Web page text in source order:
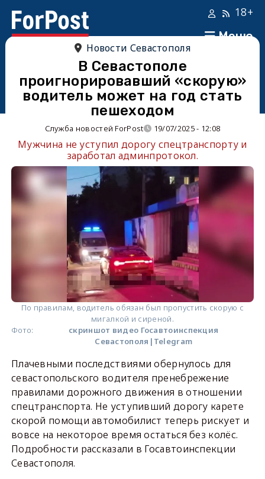
Меню
18+
Новости Севастополя
В Севастополе
проигнорировавший «скорую»
водитель может на год стать
пешеходом
Служба новостей ForPost 19/07/2025 - 12:08
Мужчина не уступил дорогу спецтранспорту и
заработал админпротокол.
По правилам, водитель обязан был пропустить скорую с
мигалкой и сиреной.
Фото:
скриншот видео Госавтоинспекция
Севастополя|Telegram
Плачевными последствиями обернулось для
севастопольского водителя пренебрежение
правилами дорожного движения в отношении
спецтранспорта. Не уступивший дорогу карете
скорой помощи автомобилист теперь рискует и
вовсе на некоторое время остаться без колёс.
Подробности рассказали в Госавтоинспекции
Севастополя.